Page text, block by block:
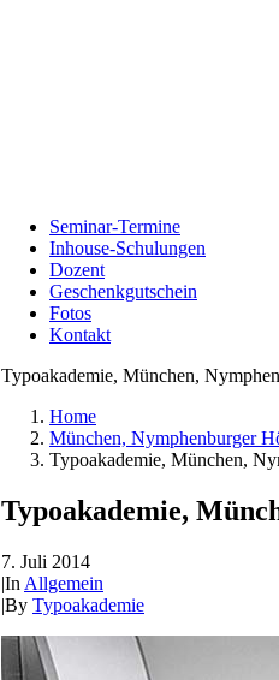
Seminar-Termine
Inhouse-Schulungen
Dozent
Geschenkgutschein
Fotos
Kontakt
Typoakademie, München,
Home
München, Nymphenburger
Typoakademie, München,
Typoakademie,
7. Juli 2014
|In Allgemein
|By Typoakademie